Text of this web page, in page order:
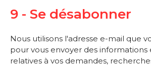
9 - Se désabonner
Nous utilisons l'adresse e-mail que
pour vous envoyer des informations
relatives à vos demandes,